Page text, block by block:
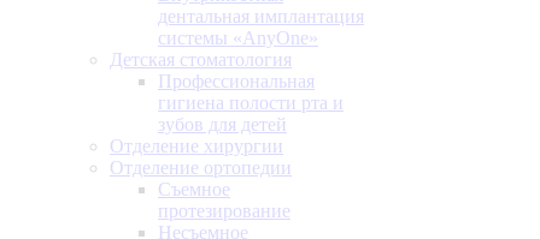
дентальная имплантация
системы «AnyOne»
Детская стоматология
Профессиональная
гигиена полости рта и
зубов для детей
Отделение хирургии
Отделение ортопедии
Съемное
протезирование
Несъемное